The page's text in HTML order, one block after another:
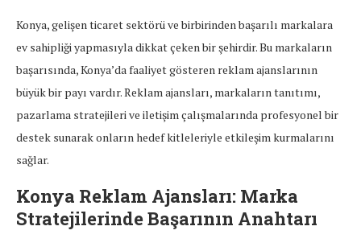
Konya, gelişen ticaret sektörü ve birbirinden başarılı markalara
ev sahipliği yapmasıyla dikkat çeken bir şehirdir. Bu markaların
başarısında, Konya’da faaliyet gösteren reklam ajanslarının
büyük bir payı vardır. Reklam ajansları, markaların tanıtımı,
pazarlama stratejileri ve iletişim çalışmalarında profesyonel bir
destek sunarak onların hedef kitleleriyle etkileşim kurmalarını
sağlar.
Konya Reklam Ajansları: Marka
Stratejilerinde Başarının Anahtarı